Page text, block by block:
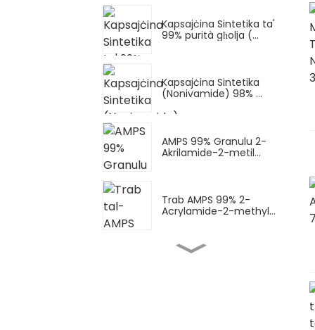
Kapsajċina Sintetika ta'
99% purità għolja (...
Kapsajċina Sintetika
(Nonivamide) 98% ...
AMPS 99% Granulu 2-
Akrilamide-2-metil...
Trab AMPS 99% 2-
Acrylamide-2-methyl...